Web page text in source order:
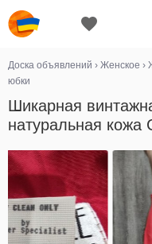
Доска объявлений › Женское ›
юбки
Шикарная
натуральная кожа